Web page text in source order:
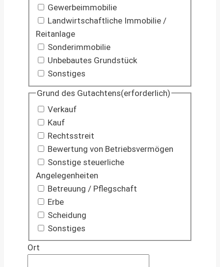
Gewerbeimmobilie
Landwirtschaftliche Immobilie /
Reitanlage
Sonderimmobilie
Unbebautes Grundstück
Sonstiges
Grund des Gutachtens(erforderlich)
Verkauf
Kauf
Rechtsstreit
Bewertung von Betriebsvermögen
Sonstige steuerliche
Angelegenheiten
Betreuung / Pflegschaft
Erbe
Scheidung
Sonstiges
Ort